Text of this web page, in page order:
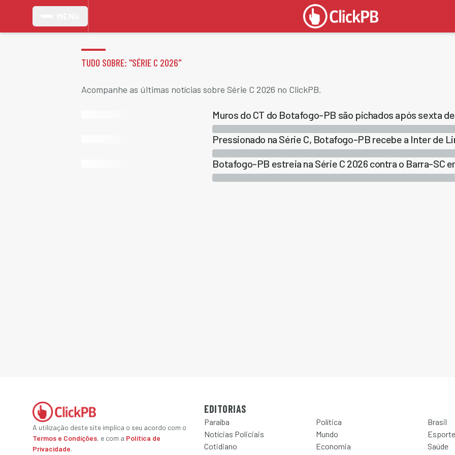
TUDO SOBRE: "SÉRIE C 2026"
Acompanhe as últimas notícias sobre Série C 2026 no ClickPB.
Muros do CT do Botafogo-PB são pichados após sexta
Pressionado na Série C, Botafogo-PB recebe a Inter de
Botafogo-PB estreia na Série C 2026 contra o Barra-SC
A utilização deste site implica o seu acordo com o
Termos e Condições, e com a Política de
Privacidade.
EDITORIAS
Paraíba Política
Brasil
Notícias Policiais
Mundo
Esporte
Cotidiano
Economia
Saúde